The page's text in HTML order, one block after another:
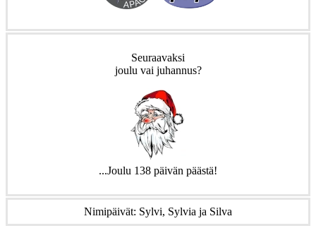
Seuraavaksi
joulu vai juhannus?
...Joulu 138 päivän päästä!
Nimipäivät: Sylvi, Sylvia ja Silva